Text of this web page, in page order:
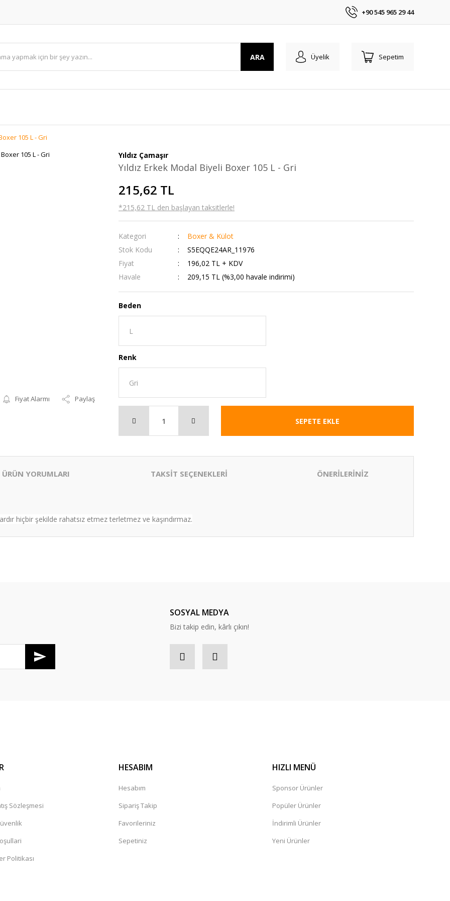
+90 545 965 29 44
ARA Üyelik Sepetim
105 L - Gri
Fiyat Alarmı Paylaş
Yıldız Çamaşır
Yıldız Erkek Modal Biyeli Boxer 105 L - Gri
215,62 TL
*215,62 TL den başlayan taksitlerle!
Kategori
Boxer & Külot
Stok Kodu
S5EQQE24AR_11976
Fiyat
196,02 TL + KDV
Havale
209,15 TL (%3,00 havale indirimi)
Beden
Renk
SEPETE EKLE
ÜRÜN YORUMLARI TAKSİT SEÇENEKLERİ ÖNERİLERİNİZ
hiçbir şekilde rahatsız etmez terletmez ve kaşındırmaz.
SOSYAL MEDYA
Bizi takip edin, kârlı çıkın!
Sözleşmesi
Politikası
HESABIM
Hesabım
Sipariş Takip
Favorileriniz
Sepetiniz
HIZLI MENÜ
Sponsor Ürünler
Popüler Ürünler
İndirimli Ürünler
Yeni Ürünler